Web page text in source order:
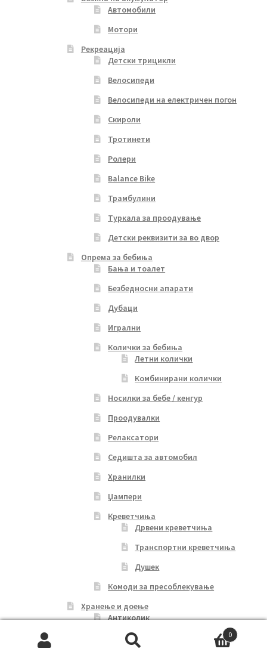
Автомобили
Мотори
Рекреација
Детски трицикли
Велосипеди
Велосипеди на електричен погон
Скироли
Тротинети
Ролери
Balance Bike
Трамбулини
Туркала за проодување
Детски реквизити за во двор
Опрема за бебиња
Бања и тоалет
Безбедносни апарати
Дубаци
Игрални
Колички за бебиња
Летни колички
Комбинирани колички
Носилки за бебе / кенгур
Проодувалки
Релаксатори
Седишта за автомобил
Хранилки
Џампери
Креветчиња
Дрвени креветчиња
Транспортни креветчиња
Душек
Комоди за пресоблекување
Хранење и доење
Антиколик
Хранилки
0